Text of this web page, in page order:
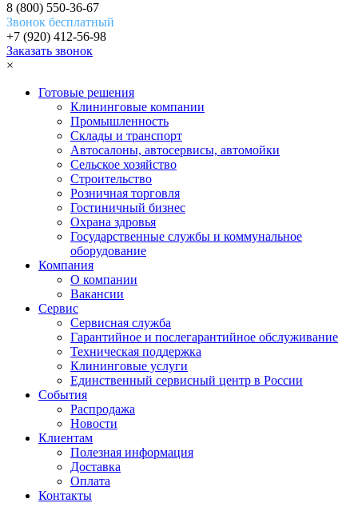
8 (800) 550-36-67
Звонок бесплатный
+7 (920) 412-56-98
Заказать звонок
×
Готовые решения
Клининговые компании
Промышленность
Склады и транспорт
Автосалоны, автосервисы, автомойки
Сельское хозяйство
Строительство
Розничная торговля
Гостиничный бизнес
Охрана здровья
Государственные службы и коммунальное
оборудование
Компания
О компании
Вакансии
Сервис
Сервисная служба
Гарантийное и послегарантийное обслуживание
Техническая поддержка
Клининговые услуги
Единственный сервисный центр в России
События
Распродажа
Новости
Клиентам
Полезная информация
Доставка
Оплата
Контакты